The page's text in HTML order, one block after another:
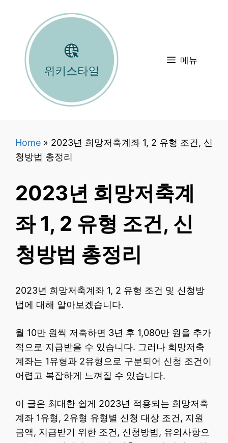
메뉴
Home » 2023년 희망저축계좌 1, 2 유형 조건, 신
청방법 총정리
2023년 희망저축계
좌 1, 2 유형 조건, 신
청방법 총정리
2023년 희망저축계좌 1, 2 유형 조건 및 신청방
법에 대해 알아보겠습니다.
월 10만 원씩 저축하면 3년 후 1,080만 원을 추가
적으로 지급받을 수 있습니다. 그러나 희망저축
계좌는 1유형과 2유형으로 구분되어 신청 조건이
어렵고 복잡하게 느껴질 수 있습니다.
이 글은 최대한 쉽게 2023년 적용되는 희망저축
계좌 1유형, 2유형 유형별 신청 대상 조건, 지원
금액, 지급받기 위한 조건, 신청방법, 유의사항으